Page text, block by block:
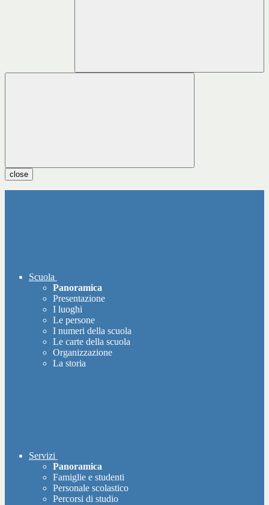
close
Scuola
Panoramica
Presentazione
I luoghi
Le persone
I numeri della scuola
Le carte della scuola
Organizzazione
La storia
Servizi
Panoramica
Famiglie e studenti
Personale scolastico
Percorsi di studio